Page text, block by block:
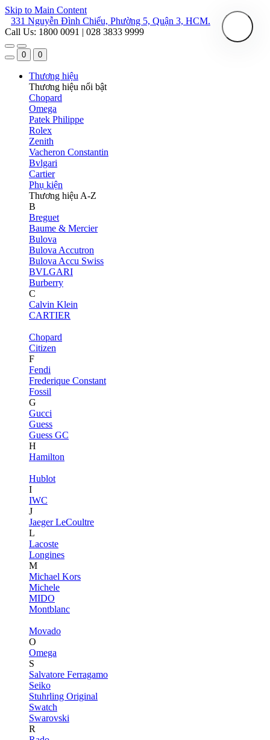
Skip to Main Content
331 Nguyễn Đình Chiểu, Phường 5, Quận 3, HCM.
Call Us: 1800 0091 | 028 3833 9999
0 0
Thương hiệu
Thương hiệu nổi bật
Chopard
Omega
Patek Philippe
Rolex
Zenith
Vacheron Constantin
Bvlgari
Cartier
Phụ kiện
Thương hiệu A-Z
B
Breguet
Baume & Mercier
Bulova
Bulova Accutron
Bulova Accu Swiss
BVLGARI
Burberry
C
Calvin Klein
CARTIER
Chopard
Citizen
F
Fendi
Frederique Constant
Fossil
G
Gucci
Guess
Guess GC
H
Hamilton
Hublot
I
IWC
J
Jaeger LeCoultre
L
Lacoste
Longines
M
Michael Kors
Michele
MIDO
Montblanc
Movado
O
Omega
S
Salvatore Ferragamo
Seiko
Stuhrling Original
Swatch
Swarovski
R